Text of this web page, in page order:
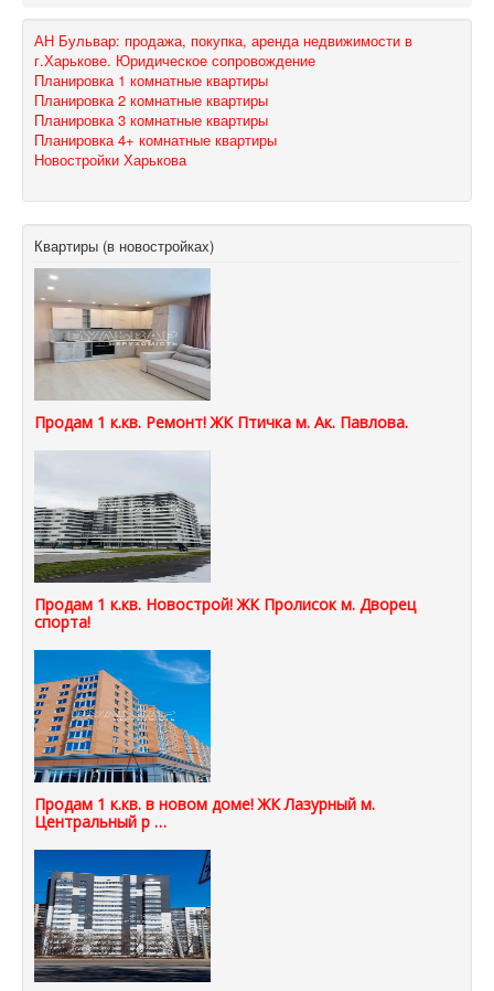
АН Бульвар: продажа, покупка, аренда недвижимости в
г.Харькове. Юридическое сопровождение
Планировка 1 комнатные квартиры
Планировка 2 комнатные квартиры
Планировка 3 комнатные квартиры
Планировка 4+ комнатные квартиры
Новостройки Харькова
Квартиры (в новостройках)
Продам 1 к.кв. Ремонт! ЖК Птичка м. Ак. Павлова.
Продам 1 к.кв. Новострой! ЖК Пролисок м. Дворец
спорта!
Продам 1 к.кв. в новом доме! ЖК Лазурный м.
Центральный р …